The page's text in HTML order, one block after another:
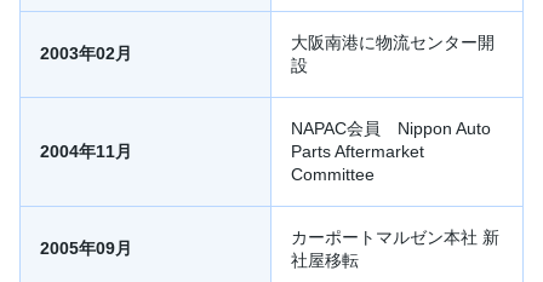
2003年02月
大阪南港に物流センター開
設
2004年11月
NAPAC会員 Nippon Auto
Parts Aftermarket
Committee
2005年09月
カーポートマルゼン本社 新
社屋移転